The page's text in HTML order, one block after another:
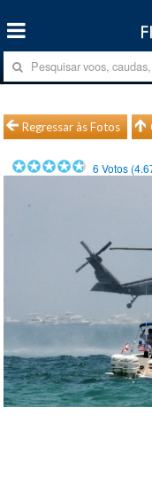
Regressar às Fotos
6 Votos (